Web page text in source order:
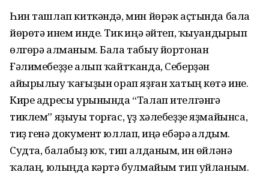
Һин ташлап киткәндә, мин йөрәк аҫтында бала
йөрөтә инем инде. Тик һиңә әйтеп, ҡыуандырып
өлгөрә алманым. Бала табыу йортонан
Ғәлимебеҙҙе алып ҡайтҡанда, Себерҙән
айырылыу ҡағыҙын һорап яҙған хатың көтә ине.
Кире адресы урынында “Талап ителгәнгә
тиклем” яҙыуы торғас, үҙ хәлебеҙҙе яҙмайынса,
тиҙ генә документ юллап, һиңә ебәрә һалдым.
Судта, балабыҙ юҡ, тип алданым, һин өйләнә
ҡалһаң, юлыңда кәртә булмайым тип уйланым.